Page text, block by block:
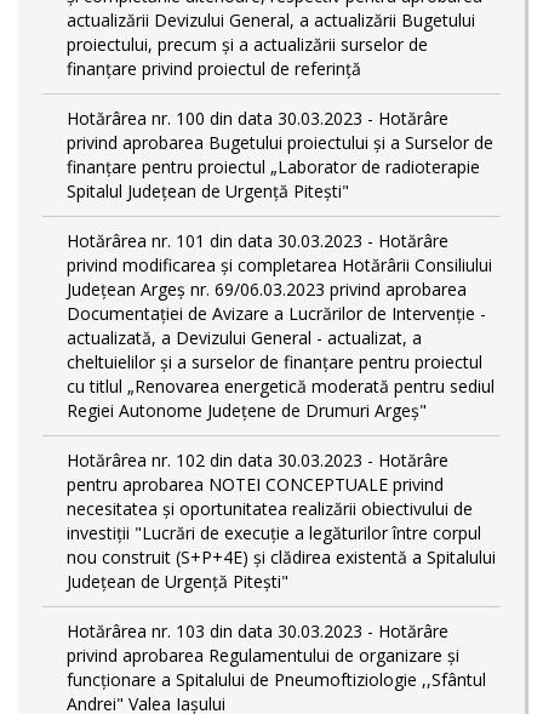
actualizării Devizului General, a actualizării Bugetului
proiectului, precum și a actualizării surselor de
finanțare privind proiectul de referință
Hotărârea nr. 100 din data 30.03.2023 - Hotărâre
privind aprobarea Bugetului proiectului și a Surselor de
finanțare pentru proiectul „Laborator de radioterapie
Spitalul Județean de Urgență Pitești"
Hotărârea nr. 101 din data 30.03.2023 - Hotărâre
privind modificarea și completarea Hotărârii Consiliului
Județean Argeș nr. 69/06.03.2023 privind aprobarea
Documentației de Avizare a Lucrărilor de Intervenție -
actualizată, a Devizului General - actualizat, a
cheltuielilor și a surselor de finanțare pentru proiectul
cu titlul „Renovarea energetică moderată pentru sediul
Regiei Autonome Județene de Drumuri Argeș"
Hotărârea nr. 102 din data 30.03.2023 - Hotărâre
pentru aprobarea NOTEI CONCEPTUALE privind
necesitatea și oportunitatea realizării obiectivului de
investiții "Lucrări de execuție a legăturilor între corpul
nou construit (S+P+4E) și clădirea existentă a Spitalului
Județean de Urgență Pitești"
Hotărârea nr. 103 din data 30.03.2023 - Hotărâre
privind aprobarea Regulamentului de organizare și
funcționare a Spitalului de Pneumoftiziologie ,,Sfântul
Andrei" Valea Iașului